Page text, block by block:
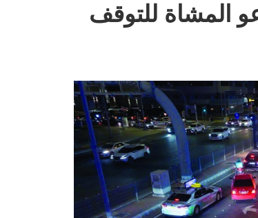
المشاة للتوقف